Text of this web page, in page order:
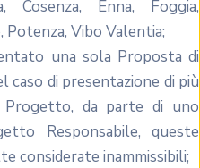
Cosenza, Enna, Foggia,
Potenza, Vibo Valentia;
una sola Proposta di
caso di presentazione di più
da parte di uno
Responsabile, queste
considerate inammissibili;